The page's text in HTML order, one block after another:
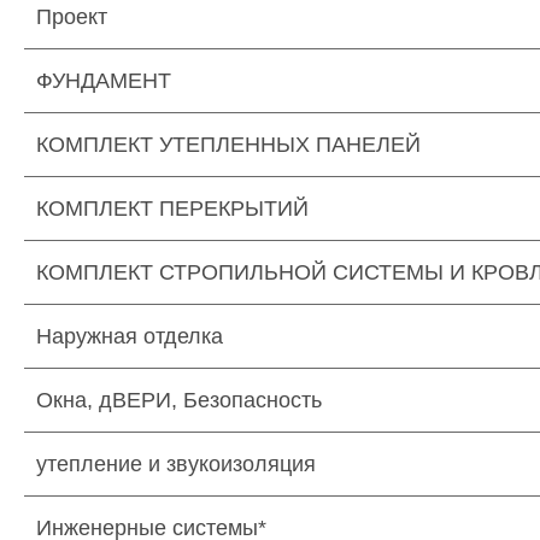
Проект
ФУНДАМЕНТ
КОМПЛЕКТ УТЕПЛЕННЫХ ПАНЕЛЕЙ
КОМПЛЕКТ ПЕРЕКРЫТИЙ
КОМПЛЕКТ СТРОПИЛЬНОЙ СИСТЕМЫ И
Наружная отделка
Окна, дВЕРИ, Безопасность
утепление и звукоизоляция
Инженерные системы*